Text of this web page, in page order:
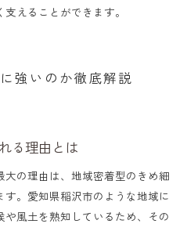
えることができます。
強いのか徹底解説
る理由とは
の理由は、地域密着型のきめ細
。愛知県稲沢市のような地域に
風土を熟知しているため、その